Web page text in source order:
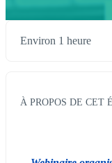
Environ 1 heure
À PROPOS DE CET